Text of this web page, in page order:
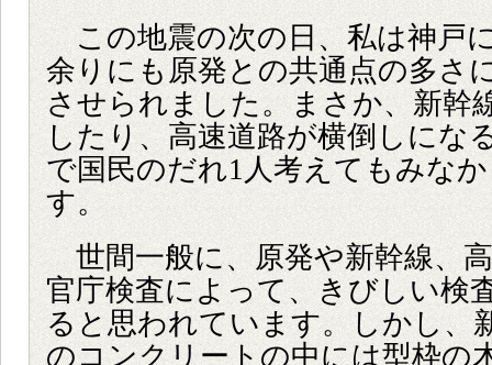
この地震の次の日、私は神戸
余りにも原発との共通点の多さ
させられました。まさか、新幹
したり、高速道路が横倒しにな
で国民のだれ1人考えてもみな
す。
世間一般に、原発や新幹線、
官庁検査によって、きびしい検
ると思われています。しかし、
のコンクリートの中には型枠の